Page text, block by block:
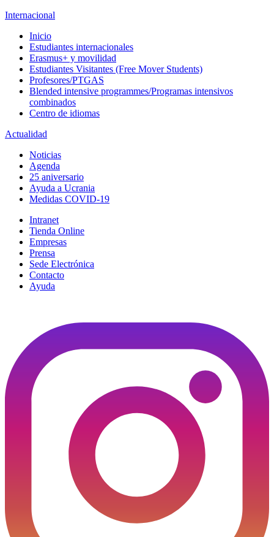
Internacional
Inicio
Estudiantes internacionales
Erasmus+ y movilidad
Estudiantes Visitantes (Free Mover Students)
Profesores/PTGAS
Blended intensive programmes/Programas intensivos
combinados
Centro de idiomas
Actualidad
Noticias
Agenda
25 aniversario
Ayuda a Ucrania
Medidas COVID-19
Intranet
Tienda Online
Empresas
Prensa
Sede Electrónica
Contacto
Ayuda